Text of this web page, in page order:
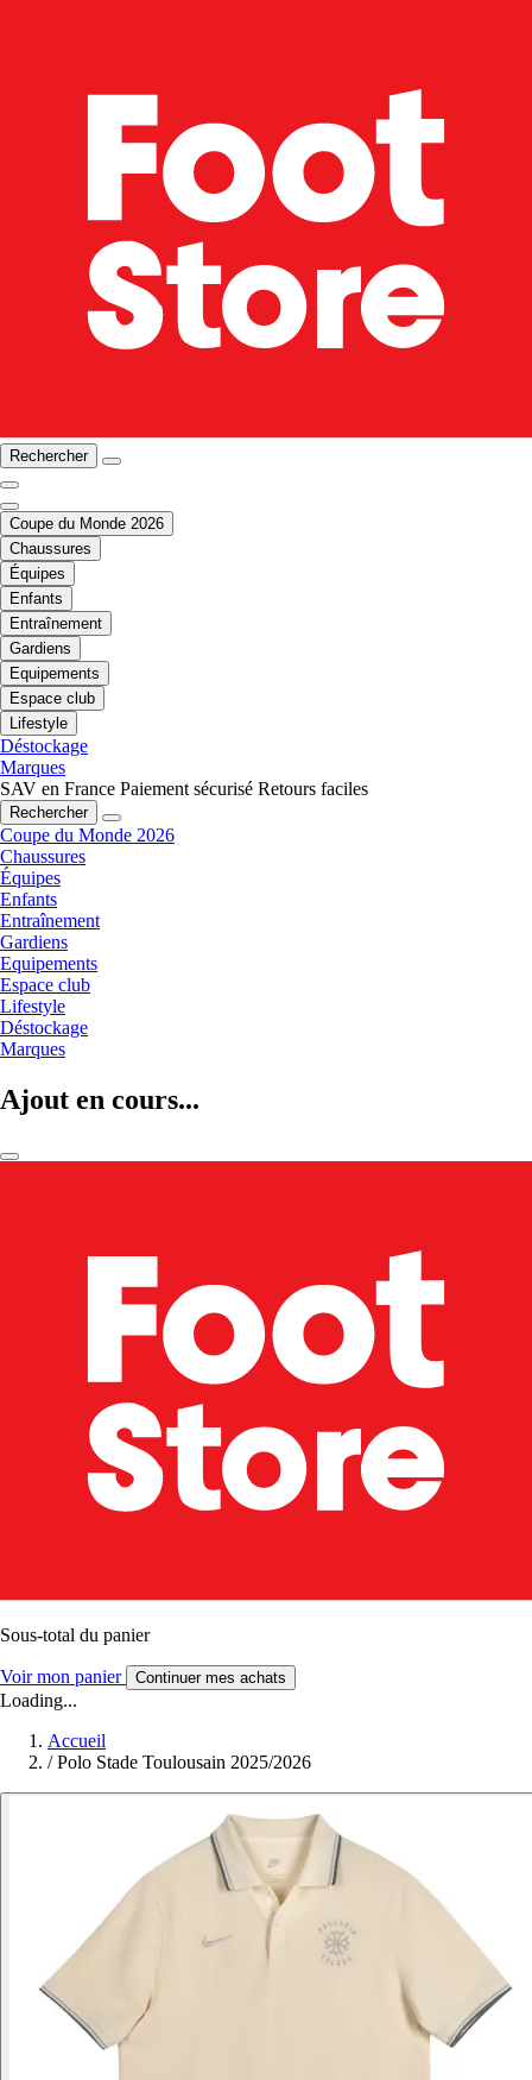
Rechercher
Coupe du Monde 2026
Chaussures
Équipes
Enfants
Entraînement
Gardiens
Equipements
Espace club
Lifestyle
Déstockage
Marques
SAV en France Paiement sécurisé Retours faciles
Rechercher
Coupe du Monde 2026
Chaussures
Équipes
Enfants
Entraînement
Gardiens
Equipements
Espace club
Lifestyle
Déstockage
Marques
Ajout en cours...
Sous-total du panier
Voir mon panier Continuer mes achats
Loading...
Accueil
/ Polo Stade Toulousain 2025/2026